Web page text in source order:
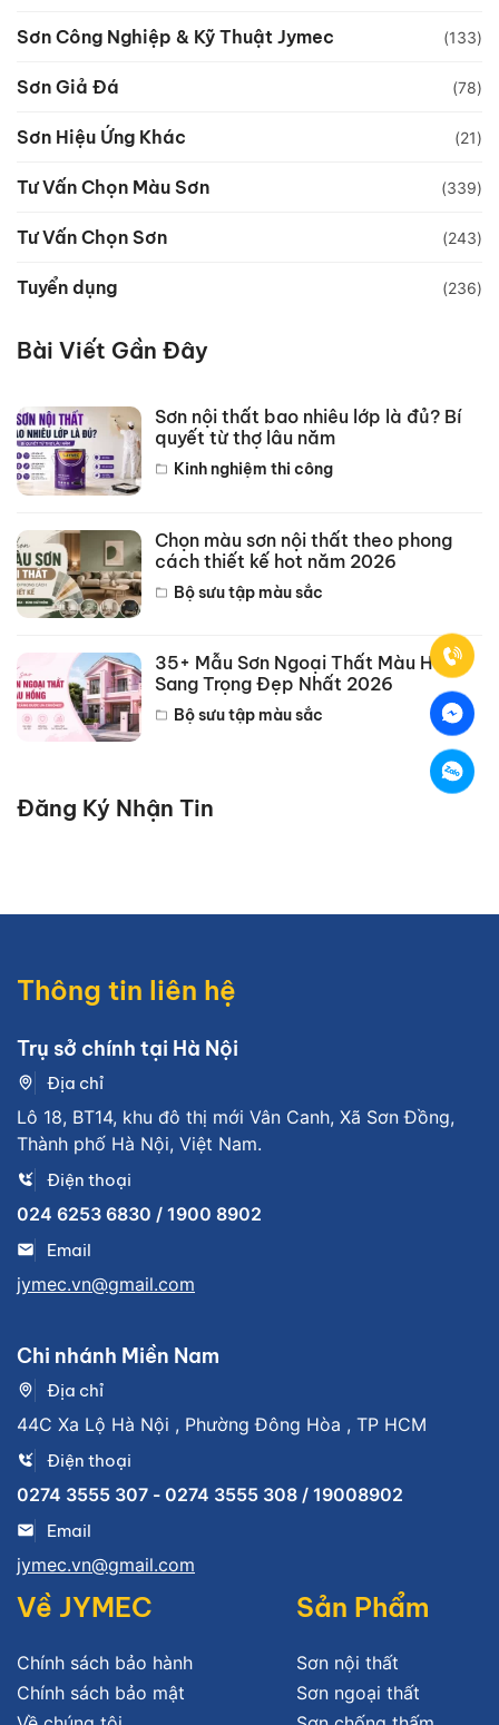
Sơn Công Nghiệp & Kỹ Thuật Jymec (133)
Sơn Giả Đá (78)
Sơn Hiệu Ứng Khác (21)
Tư Vấn Chọn Màu Sơn (339)
Tư Vấn Chọn Sơn (243)
Tuyển dụng (236)
Bài Viết Gần Đây
Sơn nội thất bao nhiêu lớp là đủ? Bí
quyết từ thợ lâu năm
Kinh nghiệm thi công
Chọn màu sơn nội thất theo phong
cách thiết kế hot năm 2026
Bộ sưu tập màu sắc
35+ Mẫu Sơn Ngoại Thất Màu Hồng
Sang Trọng Đẹp Nhất 2026
Bộ sưu tập màu sắc
Đăng Ký Nhận Tin
Thông tin liên hệ
Trụ sở chính tại Hà Nội
Địa chỉ
Lô 18, BT14, khu đô thị mới Vân Canh, Xã Sơn Đồng,
Thành phố Hà Nội, Việt Nam.
Điện thoại
024 6253 6830 / 1900 8902
Email
jymec.vn@gmail.com
Chi nhánh Miền Nam
Địa chỉ
44C Xa Lộ Hà Nội , Phường Đông Hòa , TP HCM
Điện thoại
0274 3555 307 - 0274 3555 308 / 19008902
Email
jymec.vn@gmail.com
Về JYMEC
Chính sách bảo hành
Chính sách bảo mật
Sản Phẩm
Sơn nội thất
Sơn ngoại thất